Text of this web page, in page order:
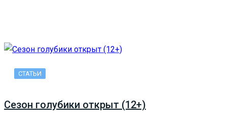
СТАТЬИ
Сезон голубики открыт (12+)